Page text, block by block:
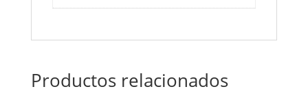
Productos relacionados